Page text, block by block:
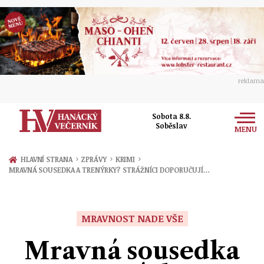
reklama
Sobota 8.8.
Soběslav
MENU
Zprávy
Přerov
Ekonomika
Ženy
Sport
HLAVNÍ STRANA › ZPRÁVY › KRIMI ›
MRAVNÁ SOUSEDKA A TRENÝRKY? STRÁŽNÍCI DOPORUČUJÍ…
MRAVNOST NADE VŠE
Mravná sousedka